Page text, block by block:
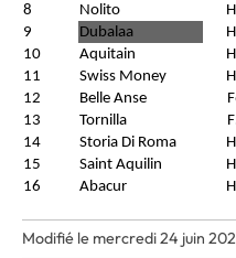
8
Nolito
9
Dubalaa
10
Aquitain
11
Swiss Money
12
Belle Anse
13
Tornilla
14
Storia Di Roma
15
Saint Aquilin
16
Abacur
Modifié le mercredi 24 juin